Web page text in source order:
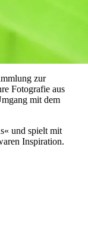
zur
Fotografie aus
mit dem
und spielt mit
Inspiration.